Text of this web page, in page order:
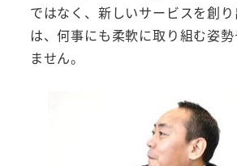
ではなく、新しいサービスを創
は、何事にも柔軟に取り組む姿
ません。